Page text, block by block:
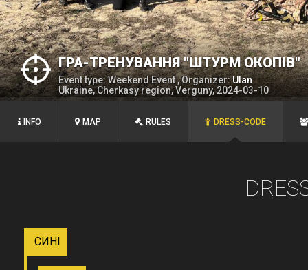
ГРА-ТРЕНУВАННЯ "ШТУРМ ОКОПІВ"
Event type: Weekend Event , Organizer:Ulan
Ukraine, Cherkasy region, Verguny, 2024-03-10
INFO MAP RULES DRESS-CODE
СИНІ